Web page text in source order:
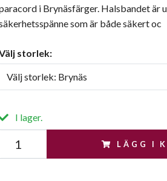
i Brynäsfärger. Halsbandet är
som är både säkert oc
storlek:
Välj storlek: Brynäs
I lager.
LÄGG I